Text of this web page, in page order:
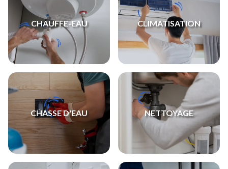
CHAUFFE-EAU CLIMATISATION
CHASSE D'EAU NETTOYAGE